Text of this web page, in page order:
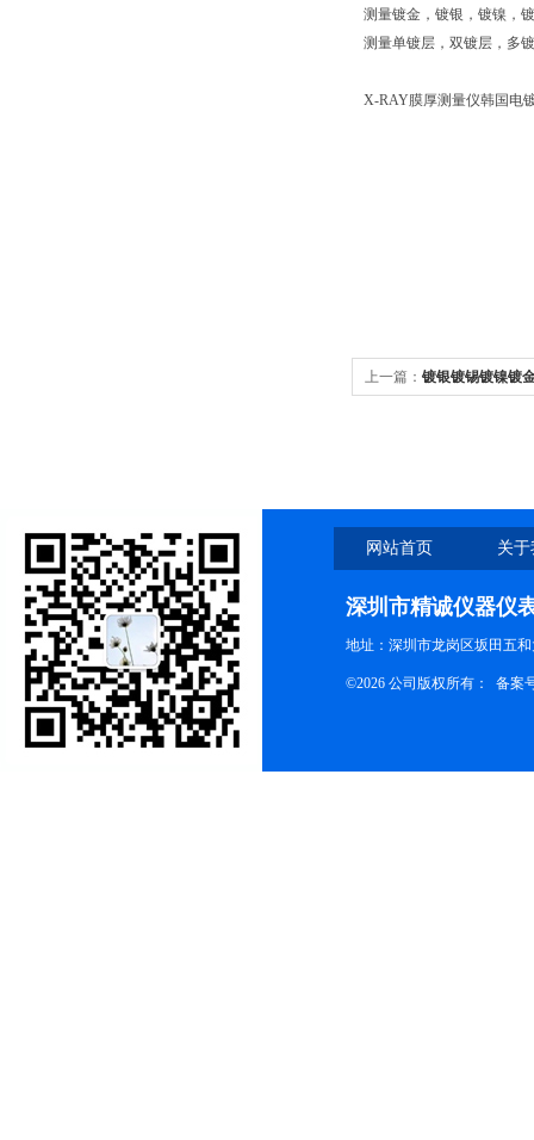
测量镀金，镀银，镀镍，
测量单镀层，双镀层，多
X-RAY膜厚测量仪韩国电
上一篇： 镀银镀锡镀镍镀
网站首页 关
深圳市精诚仪器仪
地址：深圳市龙岗区坂田五
©2026 公司版权所有： 备案